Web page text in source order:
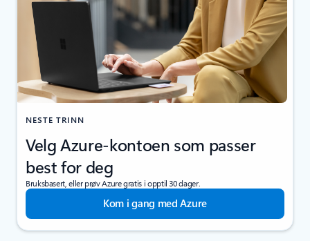
NESTE TRINN
Velg Azure-kontoen som passer
best for deg
Bruksbasert, eller prøv Azure gratis i opptil 30 dager.
Kom i gang med Azure